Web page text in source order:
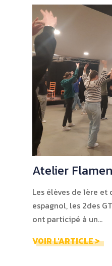
Atelier
Les élèves de 1ère
espagnol, les 2des
ont participé à un…
VOIR L'ARTICLE >